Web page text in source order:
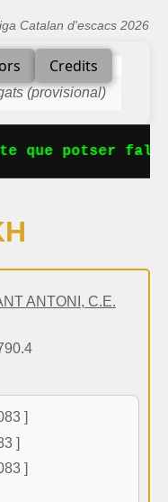
Catalan d'escacs 2026
Credits
(provisional)
que potser
ANTONI, C.E.
]
]
]